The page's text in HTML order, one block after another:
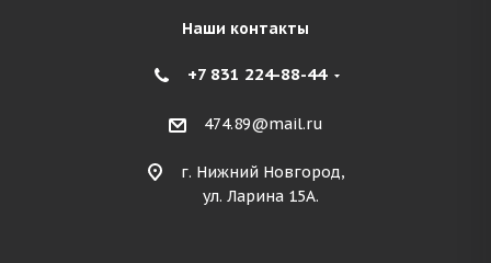
Наши контакты
+7 831 224-88-44
474.89@mail.ru
г. Нижний Новгород,
ул. Ларина 15А.